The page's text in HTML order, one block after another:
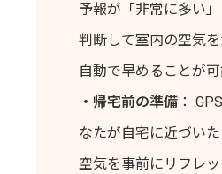
予報が「非常に多い
判断して室内の空気
自動で早めることが可
・帰宅前の準備：
なたが自宅に近づい
空気を事前にリフレ